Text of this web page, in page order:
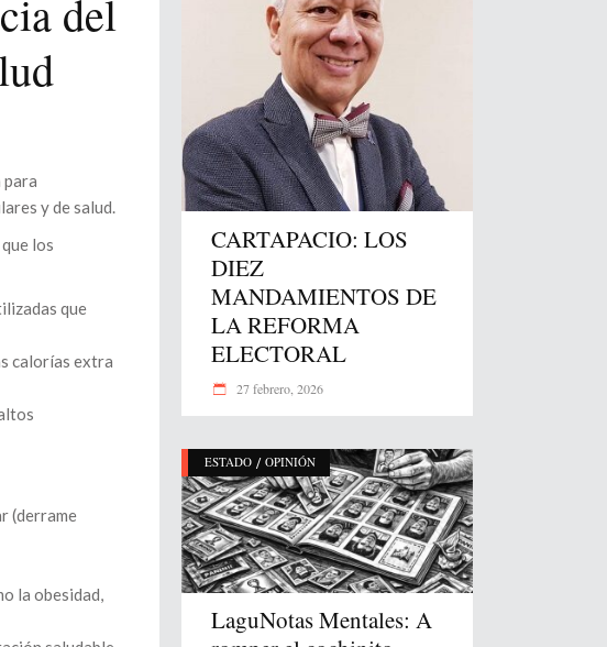
del
para
y de salud.
los
que
calorías extra
(derrame
la obesidad,
CARTAPACIO: LOS
DIEZ
MANDAMIENTOS DE
LA REFORMA
ELECTORAL
27 febrero, 2026
ESTADO / OPINIÓN
LaguNotas Mentales: A